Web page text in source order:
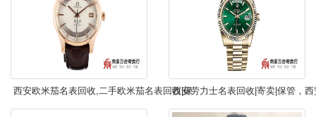
西安欧米茄名表回收,二手欧米茄名表回收|保
管|寄卖，名表回收就找荣鼎万合！
西安劳力士名表回收|寄卖|保管，
力士名表上门回收